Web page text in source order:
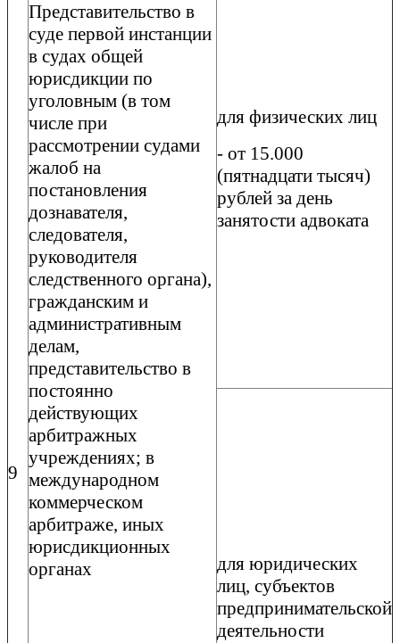
9
Представительство в
суде первой инстанции
в судах общей
юрисдикции по
уголовным (в том
числе при
рассмотрении судами
жалоб на
постановления
дознавателя,
следователя,
руководителя
следственного органа),
гражданским и
административным
делам,
представительство в
постоянно
действующих
арбитражных
учреждениях; в
международном
коммерческом
арбитраже, иных
юрисдикционных
органах
для физических лиц
- от 15.000
(пятнадцати тысяч)
рублей за день
занятости адвоката
для юридических
лиц, субъектов
предпринимательской
деятельности